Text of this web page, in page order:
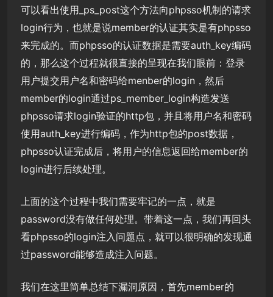
可以看出使用_ps_post这个方法向phpsso机制的请求
login行为，也就是说member的认证其实是有phpsso
来完成的。而phpsso的认证数据是需要auth_key编码
的，那么这个过程就很直接的呈现在我们眼前：登录
用户提交用户名和密码给menber的login，然后
member的login通过ps_member_login构造发送
phpsso请求login验证的http包，并且将用户名和密码
使用auth_key进行编码，作为http包的post数据，
phpsso认证完成后，将用户的信息返回给member的
login进行后续处理。
上面的这个过程中我们需要牢记的一点，就是
password没有做任何处理。带着这一点，我们再回头
看phpsso的login注入问题点，就可以很明确的发现通
过password能够造成注入问题。
我们在这里简单总结下漏洞原因，首先member的